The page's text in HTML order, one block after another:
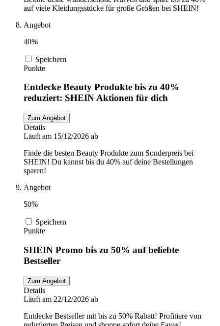
auf viele Kleidungsstücke für große Größen bei SHEIN!
Angebot
40%
Speichern
Punkte
Entdecke Beauty Produkte bis zu 40%
reduziert: SHEIN Aktionen für dich
Zum Angebot
Details
Läuft am 15/12/2026 ab
Finde die besten Beauty Produkte zum Sonderpreis bei
SHEIN! Du kannst bis du 40% auf deine Bestellungen
sparen!
Angebot
50%
Speichern
Punkte
SHEIN Promo bis zu 50% auf beliebte
Bestseller
Zum Angebot
Details
Läuft am 22/12/2026 ab
Entdecke Bestseller mit bis zu 50% Rabatt! Profitiere von